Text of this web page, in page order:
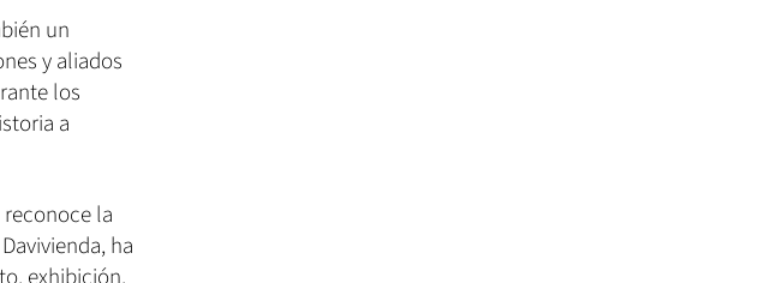
un
y aliados
los
a
reconoce la
ha